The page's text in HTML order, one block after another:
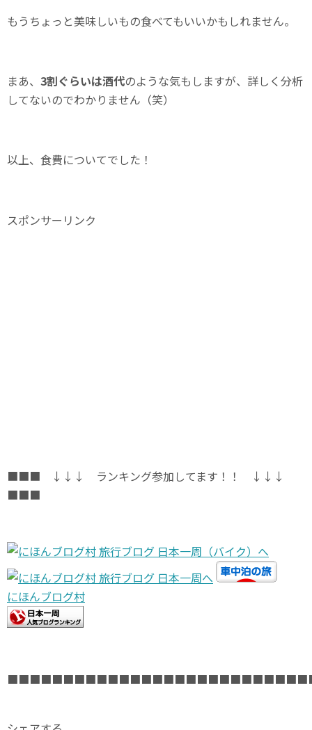
もうちょっと美味しいもの食べてもいいかもしれません。
まあ、 3割ぐらいは酒代のような気もしますが、詳しく分析
してないのでわかりません（笑）
以上、食費についてでした！
スポンサーリンク
■■■ ↓↓↓ ランキング参加してます！！ ↓↓↓
■■■
にほんブログ村